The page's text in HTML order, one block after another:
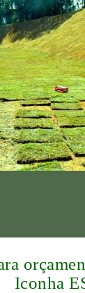
Iconha